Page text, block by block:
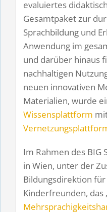
evaluiertes
Gesamtpaket zur
Sprachbildung und
Anwendung im
und darüber hinaus
nachhaltigen
neuen innovativen
Materialien, wurde
Wissensplattform
Im Rahmen des BIG
in Wien, unter der
Bildungsdirektion
Kinderfreunden, das